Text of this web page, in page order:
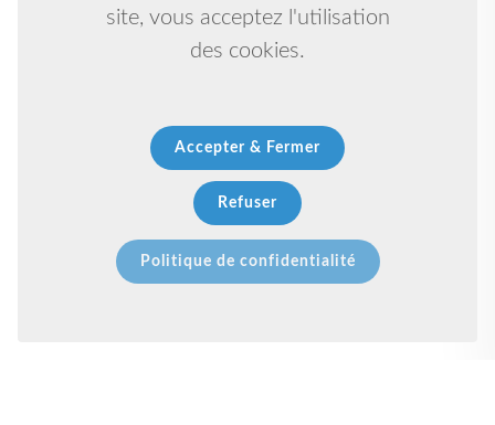
site, vous acceptez l'utilisation
des cookies.
Accepter & Fermer
Refuser
Politique de confidentialité